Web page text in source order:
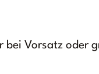
bei Vorsatz oder